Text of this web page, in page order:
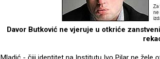
Davor Butković ne vjeruje u otkriće